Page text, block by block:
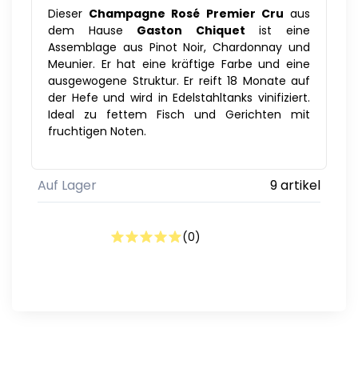
Dieser Champagne Rosé Premier Cru aus
dem Hause Gaston Chiquet ist eine
Assemblage aus Pinot Noir, Chardonnay und
Meunier. Er hat eine kräftige Farbe und eine
ausgewogene Struktur. Er reift 18 Monate auf
der Hefe und wird in Edelstahltanks vinifiziert.
Ideal zu fettem Fisch und Gerichten mit
fruchtigen Noten.
Auf Lager 9 artikel
(0)